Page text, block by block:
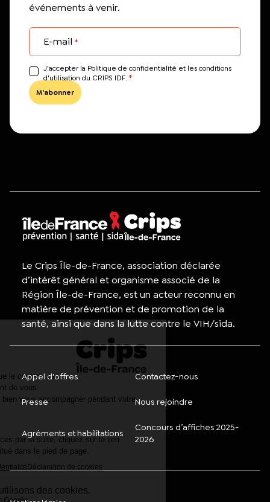
événements à venir.
E-mail *
J’accepter la Politique de confidentialité et les conditions
d'utilisation du CRIPS IDF. *
Le Crips Île-de-France, association déclarée
d’intérêt général et organisme associé de la
Région Île-de-France, est un acteur reconnu en
matière de prévention et de promotion de la
santé, ainsi que dans la lutte contre le VIH/sida.
Appel d'offres Contactez-nous
Presse Nous rejoindre
Agréments et habilitations
Concours d’affiches 2025-
2026